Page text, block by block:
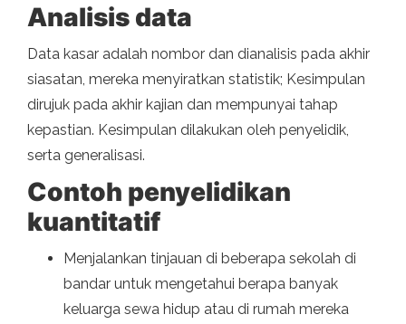
Analisis data
Data kasar adalah nombor dan dianalisis pada akhir
siasatan, mereka menyiratkan statistik; Kesimpulan
dirujuk pada akhir kajian dan mempunyai tahap
kepastian. Kesimpulan dilakukan oleh penyelidik,
serta generalisasi.
Contoh penyelidikan
kuantitatif
Menjalankan tinjauan di beberapa sekolah di
bandar untuk mengetahui berapa banyak
keluarga sewa hidup atau di rumah mereka